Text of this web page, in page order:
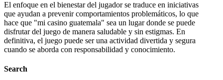
El enfoque en el bienestar del jugador se traduce en iniciativas
que ayudan a prevenir comportamientos problemáticos, lo que
hace que "mi casino guatemala" sea un lugar donde se puede
disfrutar del juego de manera saludable y sin estigmas. En
definitiva, el juego puede ser una actividad divertida y segura
cuando se aborda con responsabilidad y conocimiento.
Search